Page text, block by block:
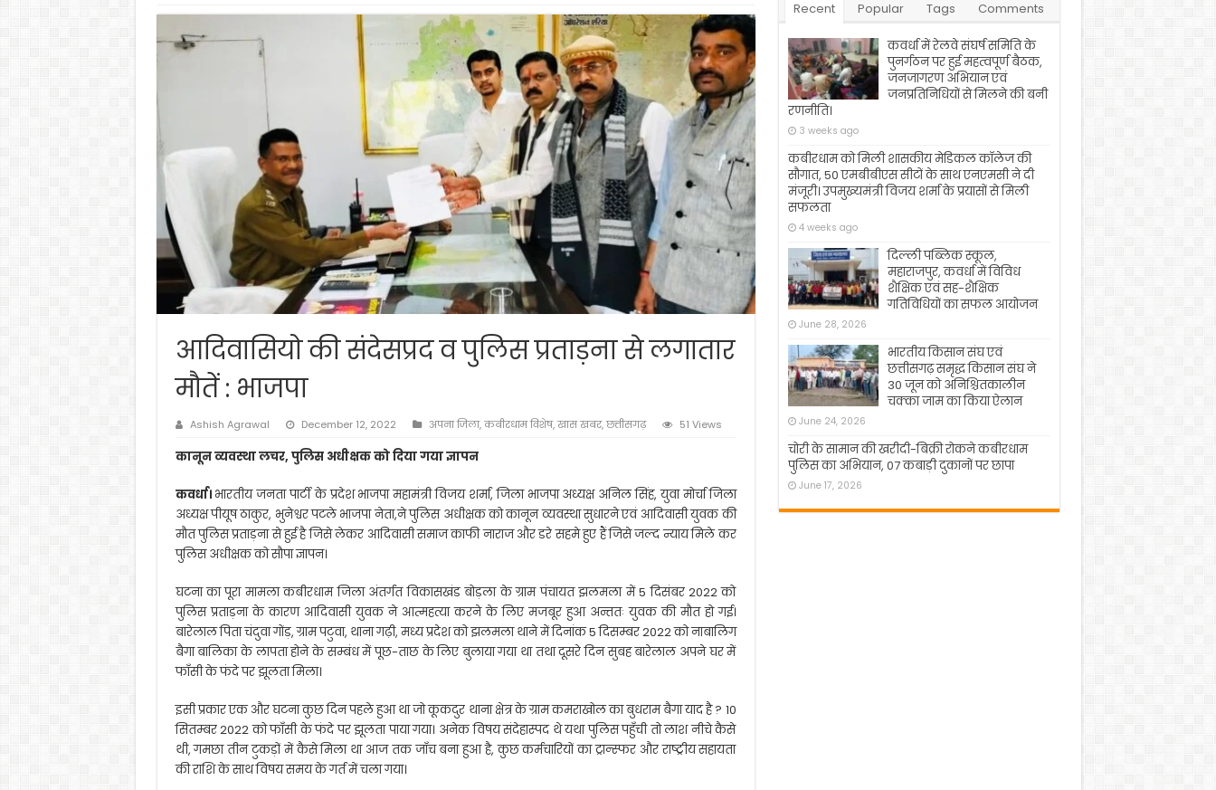
आदिवासियो की संदेसप्रद व पुलिस प्रताड़ना से लगातार
मौतें : भाजपा
Ashish Agrawal December 12, 2022 अपना जिला,कबीरधाम विशेष,खास खबर,छत्तीसगढ़ 51 Views
कानून व्यवस्था लचर, पुलिस अधीक्षक को दिया गया ज्ञापन
कवर्धा।भारतीय जनता पार्टी के प्रदेश भाजपा महामंत्री विजय शर्मा, जिला भाजपा अध्यक्ष अनिल सिंह, युवा मोर्चा जिला
अध्यक्ष पीयूष ठाकुर, भुनेश्वर पटले भाजपा नेता,ने पुलिस अधीक्षक को कानून व्यवस्था सुधारने एवं आदिवासी युवक की
मौत पुलिस प्रताड़ना से हुई है जिसे लेकर आदिवासी समाज काफी नाराज और डरे सहमे हुए हैं जिसे जल्द न्याय मिले कर
पुलिस अधीक्षक को सौपा ज्ञापन।
घटना का पूरा मामला कबीरधाम जिला अंतर्गत विकासखंड बोड़ला के ग्राम पंचायत झलमला में 5 दिसंबर 2022 को
पुलिस प्रताड़ना के कारण आदिवासी युवक ने आत्महत्या करने के लिए मजबूर हुआ अन्ततः युवक की मौत हो गई।
बारेलाल पिता चंदुवा गोंड़, ग्राम पटुवा, थाना गढ़ी, मध्य प्रदेश को झलमला थाने में दिनांक 5 दिसम्बर 2022 को नाबालिग
बैगा बालिका के लापता होने के सम्बंध में पूछ-ताछ के लिए बुलाया गया था तथा दूसरे दिन सुबह बारेलाल अपने घर में
फाँसी के फंदे पर झूलता मिला।
इसी प्रकार एक और घटना कुछ दिन पहले हुआ था जो कूकदुर थाना क्षेत्र के ग्राम कमराखोल का बुधराम बैगा याद है ? 10
सितम्बर 2022 को फाँसी के फंदे पर झूलता पाया गया। अनेक विषय संदेहास्पद थे यथा पुलिस पहुँची तो लाश नीचे कैसे
थी, गमछा तीन टुकड़ों में कैसे मिला था आज तक जाँच बना हुआ है, कुछ कर्मचारियों का ट्रान्स्फर और राष्ट्रीय सहायता
की राशि के साथ विषय समय के गर्त में चला गया।
Recent Popular Tags Comments
कवर्धा में रेलवे संघर्ष समिति के
पुनर्गठन पर हुई महत्वपूर्ण बैठक,
जनजागरण अभियान एवं
जनप्रतिनिधियों से मिलने की बनी
रणनीति।
3 weeks ago
कबीरधाम को मिली शासकीय मेडिकल कॉलेज की
सौगात, 50 एमबीबीएस सीटों के साथ एनएमसी ने दी
मंजूरी। उपमुख्यमंत्री विजय शर्मा के प्रयासों से मिली
सफलता
4 weeks ago
दिल्ली पब्लिक स्कूल,
महाराजपुर, कवर्धा में विविध
शैक्षिक एवं सह-शैक्षिक
गतिविधियों का सफल आयोजन
June 28, 2026
भारतीय किसान संघ एवं
छत्तीसगढ़ समृद्ध किसान संघ ने
30 जून को अनिश्चितकालीन
चक्का जाम का किया ऐलान
June 24, 2026
चोरी के सामान की खरीदी-बिक्री रोकने कबीरधाम
पुलिस का अभियान, 07 कबाड़ी दुकानों पर छापा
June 17, 2026